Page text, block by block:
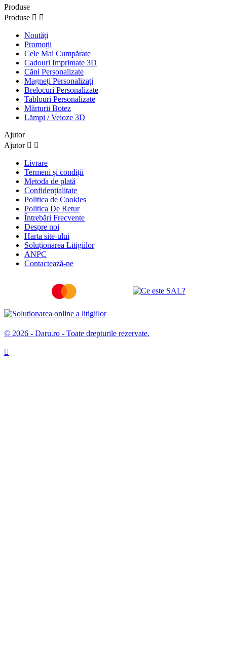
Produse
Produse  
Noutăți
Promoții
Cele Mai Cumpărate
Cadouri Imprimate 3D
Căni Personalizate
Magneți Personalizați
Brelocuri Personalizate
Tablouri Personalizate
Mărturii Botez
Lămpi / Veioze 3D
Ajutor
Ajutor  
Livrare
Termeni și condiții
Metoda de plată
Confidențialitate
Politica de Cookies
Politica De Retur
Întrebări Frecvente
Despre noi
Harta site-ului
Soluționarea Litigiilor
ANPC
Contactează-ne
© 2026 - Daru.ro - Toate drepturile rezervate.
